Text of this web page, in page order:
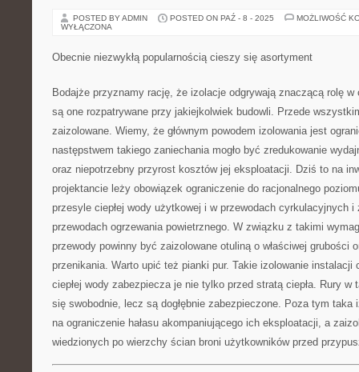
POSTED BY ADMIN POSTED ON PAŹ - 8 - 2025
MOŻLIWOŚĆ
WYŁĄCZONA
Obecnie niezwykłą popularnością cieszy się asortyment
Bodajże przyznamy rację, że izolacje odgrywają znaczącą rolę w
są one rozpatrywane przy jakiejkolwiek budowli. Przede
zaizolowane. Wiemy, że głównym powodem izolowania jest
następstwem takiego zaniechania mogło być zredukowanie
oraz niepotrzebny przyrost kosztów jej eksploatacji. Dziś to na
projektancie leży obowiązek ograniczenie do racjonalnego
przesyle ciepłej wody użytkowej i w przewodach cyrkulacyjnych
przewodach ogrzewania powietrznego. W związku z takimi
przewody powinny być zaizolowane otuliną o właściwej grubości
przenikania. Warto upić też pianki pur. Takie izolowanie instalacji
ciepłej wody zabezpiecza je nie tylko przed stratą ciepła. Rury
się swobodnie, lecz są dogłębnie zabezpieczone. Poza tym taka
na ograniczenie hałasu akompaniującego ich eksploatacji, a
wiedzionych po wierzchy ścian broni użytkowników przed